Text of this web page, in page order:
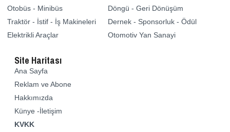
Otobüs - Minibüs
Traktör - İstif - İş Makineleri
Elektrikli Araçlar
Döngü - Geri Dönüşüm
Dernek - Sponsorluk - Ödül
Otomotiv Yan Sanayi
Site Haritası
Ana Sayfa
Reklam ve Abone
Hakkımızda
Künye -İletişim
KVKK